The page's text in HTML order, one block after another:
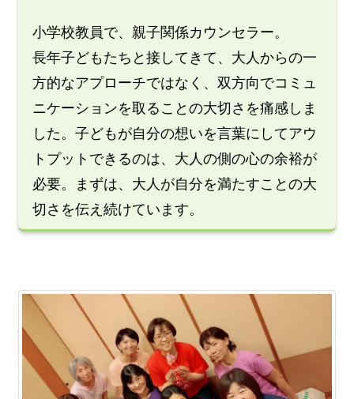
小学校教員で、親子関係カウンセラー。
長年子どもたちと接してきて、大人からの一
方的なアプローチではなく、双方向でコミュ
ニケーションを取ることの大切さを痛感しま
した。子どもが自分の想いを言葉にしてアウ
トプットできるのは、大人の側の心の余裕が
必要。まずは、大人が自分を満たすことの大
切さを伝え続けています。